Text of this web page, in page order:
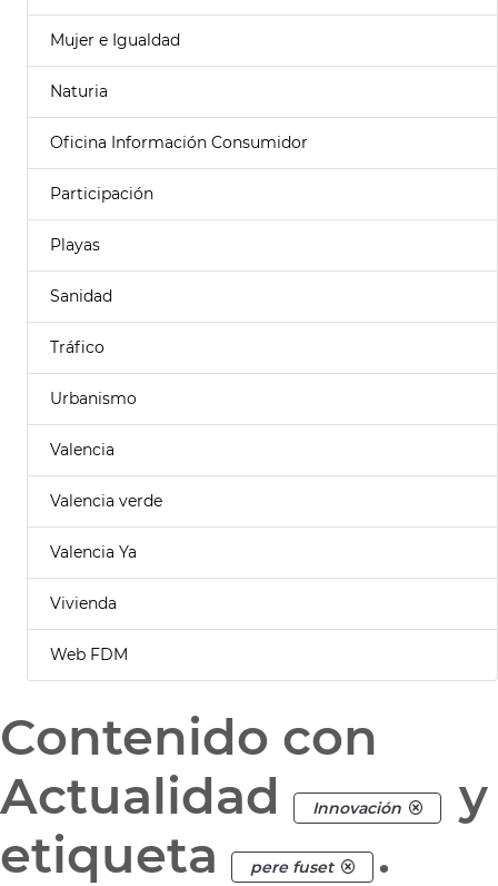
Mujer e Igualdad
Naturia
Oficina Información Consumidor
Participación
Playas
Sanidad
Tráfico
Urbanismo
Valencia
Valencia verde
Valencia Ya
Vivienda
Web FDM
Contenido con
Actualidad
Innovación
y
etiqueta
pere fuset .